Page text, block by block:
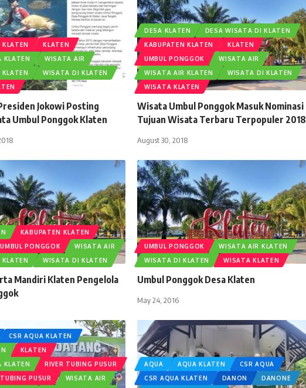
KLATEN
KLATEN
KLATEN
WISATA AIR
WISATA DI KLATEN
Jokowi Posting
Umbul Ponggok Klaten
DESA KLATEN
DESA WISATA DI KLATEN
KABUPATEN KLATEN
KLATEN
UMBUL PONGGOK
WISATA AIR
WISATA AIR KLATEN
WISATA DI KLATEN
WISATA KLATEN
Wisata Umbul Ponggok Masuk Nominasi
Tujuan Wisata Terbaru Terpopuler 2018
August 30, 2018
KABUPATEN KLATEN
UMBUL PONGGOK
WISATA AIR
WISATA DI KLATEN
Mandiri Klaten Pengelola
UMBUL PONGGOK
WISATA AIR KLATEN
WISATA DI KLATEN
WISATA KLATEN
Umbul Ponggok Desa Klaten
May 24, 2016
CSR AQUA KLATEN
KLATEN
KLATEN
RIVER TUBING PUSUR
TUBING PUSUR
WISATA AIR
AQUA AQUA KLATEN
CSR AQUA
CSR AQUA KLATEN
DANON
DANONE